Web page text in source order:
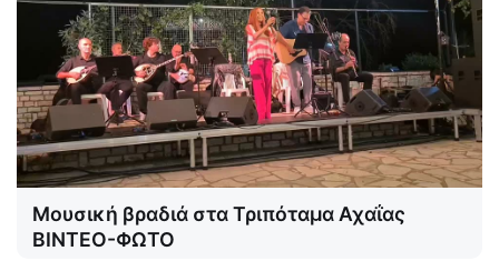
Μουσική βραδιά στα Τριπόταμα Αχαΐας
ΒΙΝΤΕΟ-ΦΩΤΟ